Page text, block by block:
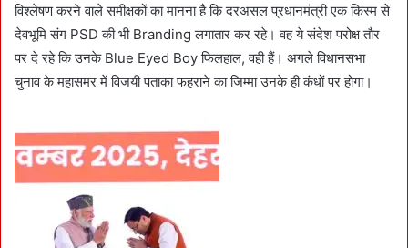
विश्लेषण करने वाले समीक्षकों का मानना है कि दरअसल प्रधानमंत्री एक किस्म से
देवभूमि संग PSD की भी Branding लगातार कर रहे। वह ये संदेश परोक्ष तौर
पर दे रहे कि उनके Blue Eyed Boy फिलहाल, वही हैं। अगले विधानसभा
चुनाव के महासमर में विजयी पताका फहराने का जिम्मा उनके ही कंधों पर होगा।